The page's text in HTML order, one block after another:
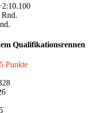
Qualifikationsrennen
Punkte